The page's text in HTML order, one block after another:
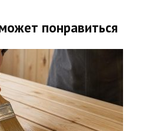
понравиться